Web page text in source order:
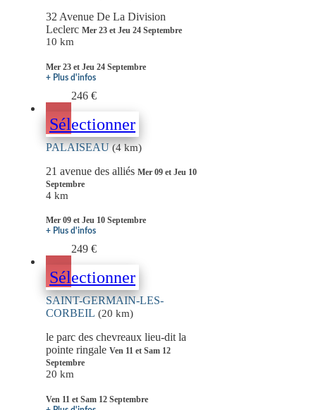
32 Avenue De La Division
Leclerc Mer 23 et Jeu 24 Septembre
10 km
Mer 23 et Jeu 24 Septembre
+ Plus d'infos
246 €
Sélectionner
PALAISEAU(4 km)
21 avenue des alliés Mer 09 et Jeu 10
Septembre
4 km
Mer 09 et Jeu 10 Septembre
+ Plus d'infos
249 €
Sélectionner
SAINT-GERMAIN-LES-
CORBEIL (20 km)
le parc des chevreaux lieu-dit la
pointe ringale Ven 11 et Sam 12
Septembre
20 km
Ven 11 et Sam 12 Septembre